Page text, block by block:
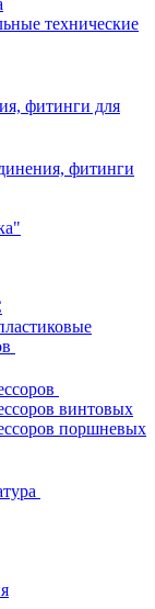
технические
фитинги для
фитинги
винтовых
поршневых